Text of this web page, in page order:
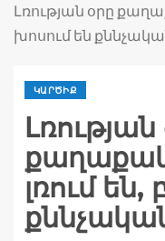
Լռության օրը
խոսում են
ԿԱՐԾԻՔ
Լռության
լռում են,